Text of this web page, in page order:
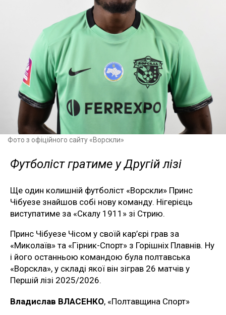
Фото з офіційного сайту «Ворскли»
Футболіст гратиме у Другій лізі
Ще один колишній футболіст «Ворскли» Принс
Чібуезе знайшов собі нову команду. Нігерієць
виступатиме за «Скалу 1911» зі Стрию.
Принс Чібуезе Чісом у своїй кар’єрі грав за
«Миколаїв» та «Гірник-Спорт» з Горішніх Плавнів. Ну
і його останньою командою була полтавська
«Ворскла», у складі якої він зіграв 26 матчів у
Першій лізі 2025/2026.
Владислав ВЛАСЕНКО, «Полтавщина Спорт»